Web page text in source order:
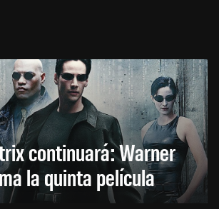
continuará: Warner
la quinta película